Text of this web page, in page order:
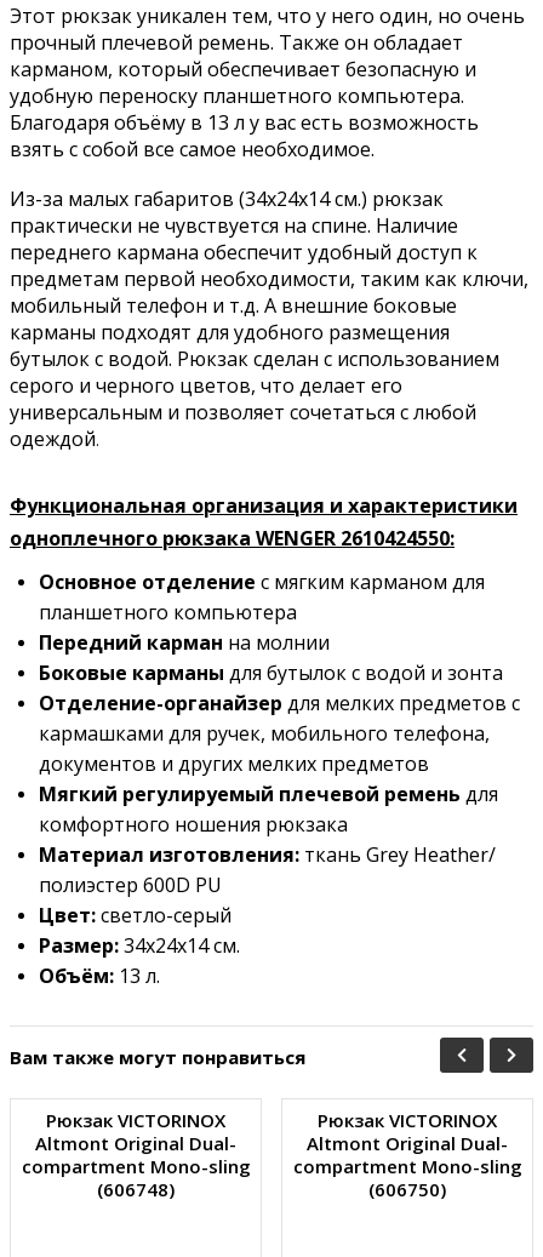
Этот рюкзак уникален тем, что у него один, но очень
прочный плечевой ремень. Также он обладает
карманом, который обеспечивает безопасную и
удобную переноску планшетного компьютера.
Благодаря объёму в 13 л у вас есть возможность
взять с собой все самое необходимое.
Из-за малых габаритов (34х24x14 см.) рюкзак
практически не чувствуется на спине. Наличие
переднего кармана обеспечит удобный доступ к
предметам первой необходимости, таким как ключи,
мобильный телефон и т.д. А внешние боковые
карманы подходят для удобного размещения
бутылок с водой. Рюкзак сделан с использованием
серого и черного цветов, что делает его
универсальным и позволяет сочетаться с любой
одеждой.
Функциональная организация и характеристики
одноплечного рюкзака WENGER 2610424550:
Основное отделение с мягким карманом для
планшетного компьютера
Передний карман на молнии
Боковые карманы для бутылок с водой и зонта
Отделение-органайзер для мелких предметов c
кармашками для ручек, мобильного телефона,
документов и других мелких предметов
Мягкий регулируемый плечевой ремень для
комфортного ношения рюкзака
Материал изготовления: ткань Grey Heather/
полиэстер 600D PU
Цвет:светло-серый
Размер:34х24x14 см.
Объём: 13 л.
Вам также могут понравиться
Рюкзак VICTORINOX
Altmont Original Dual-
compartment Mono-sling
(606748)
Рюкзак VICTORINOX
Altmont Original Dual-
compartment Mono-sling
(606750)